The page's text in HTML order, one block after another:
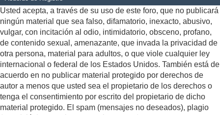
Usted acepta, a través de su uso de este foro, que no publicará
ningún material que sea falso, difamatorio, inexacto, abusivo,
vulgar, con incitación al odio, intimidatorio, obsceno, profano,
de contenido sexual, amenazante, que invada la privacidad de
otra persona, material para adultos, o que viole cualquier ley
internacional o federal de los Estados Unidos. También está de
acuerdo en no publicar material protegido por derechos de
autor a menos que usted sea el propietario de los derechos o
tenga el consentimiento por escrito del propietario de dicho
material protegido. El spam (mensajes no deseados), plagio